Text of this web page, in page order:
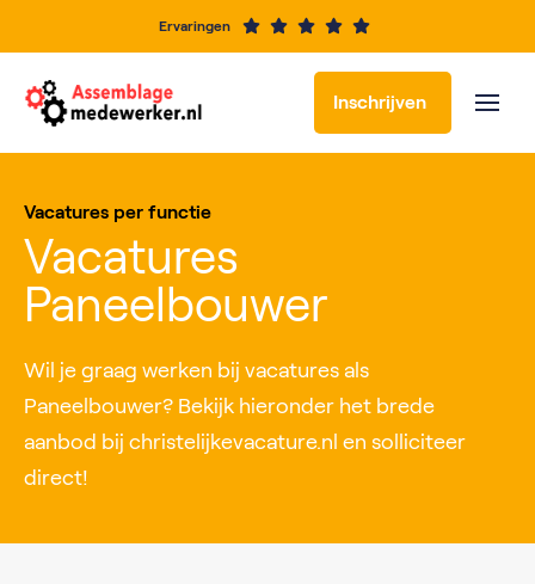
Ervaringen
Inschrijven
Vacatures per functie
Vacatures
Paneelbouwer
Wil je graag werken bij vacatures als
Paneelbouwer? Bekijk hieronder het brede
aanbod bij christelijkevacature.nl en solliciteer
direct!